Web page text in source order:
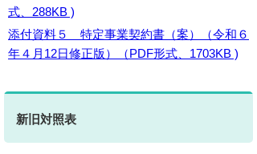
式、288KB )
添付資料５ 特定事業契約書（案）（令和６
年４月12日修正版）（PDF形式、1703KB )
新旧対照表